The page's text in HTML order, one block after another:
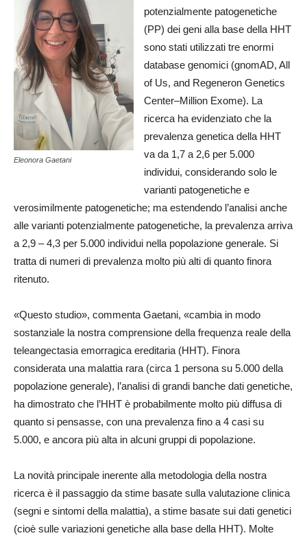
Eleonora Gaetani
potenzialmente patogenetiche
(PP) dei geni alla base della HHT
sono stati utilizzati tre enormi
database genomici (gnomAD, All
of Us, and Regeneron Genetics
Center–Million Exome). La
ricerca ha evidenziato che la
prevalenza genetica della HHT
va da 1,7 a 2,6 per 5.000
individui, considerando solo le
varianti patogenetiche e
verosimilmente patogenetiche; ma estendendo l’analisi anche
alle varianti potenzialmente patogenetiche, la prevalenza arriva
a 2,9 – 4,3 per 5.000 individui nella popolazione generale. Si
tratta di numeri di prevalenza molto più alti di quanto finora
ritenuto.
«Questo studio», commenta Gaetani, «cambia in modo
sostanziale la nostra comprensione della frequenza reale della
teleangectasia emorragica ereditaria (HHT). Finora
considerata una malattia rara (circa 1 persona su 5.000 della
popolazione generale), l’analisi di grandi banche dati genetiche,
ha dimostrato che l’HHT è probabilmente molto più diffusa di
quanto si pensasse, con una prevalenza fino a 4 casi su
5.000, e ancora più alta in alcuni gruppi di popolazione.
La novità principale inerente alla metodologia della nostra
ricerca è il passaggio da stime basate sulla valutazione clinica
(segni e sintomi della malattia), a stime basate sui dati genetici
(cioè sulle variazioni genetiche alla base della HHT). Molte